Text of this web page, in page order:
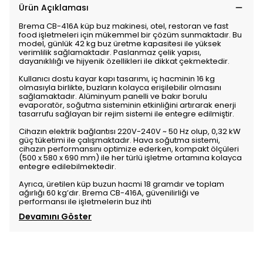
Ürün Açıklaması
Brema CB-416A küp buz makinesi, otel, restoran ve fast
food işletmeleri için mükemmel bir çözüm sunmaktadır. Bu
model, günlük 42 kg buz üretme kapasitesi ile yüksek
verimlilik sağlamaktadır. Paslanmaz çelik yapısı,
dayanıklılığı ve hijyenik özellikleri ile dikkat çekmektedir.
Kullanıcı dostu kayar kapı tasarımı, iç hacminin 16 kg
olmasıyla birlikte, buzların kolayca erişilebilir olmasını
sağlamaktadır. Alüminyum panelli ve bakır borulu
evaporatör, soğutma sisteminin etkinliğini artırarak enerji
tasarrufu sağlayan bir rejim sistemi ile entegre edilmiştir.
Cihazın elektrik bağlantısı 220V-240V ~ 50 Hz olup, 0,32 kW
güç tüketimi ile çalışmaktadır. Hava soğutma sistemi,
cihazın performansını optimize ederken, kompakt ölçüleri
(500 x 580 x 690 mm) ile her türlü işletme ortamına kolayca
entegre edilebilmektedir.
Ayrıca, üretilen küp buzun hacmi 18 gramdır ve toplam
ağırlığı 60 kg’dır. Brema CB-416A, güvenilirliği ve
performansı ile işletmelerin buz ihti
Devamını Göster